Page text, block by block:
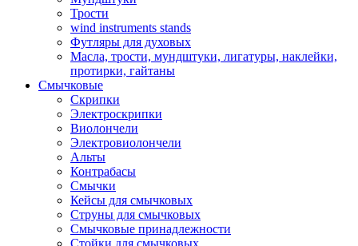
Трости
wind instruments stands
Футляры для духовых
Масла, трости, мундштуки, лигатуры, наклейки,
протирки, гайтаны
Смычковые
Скрипки
Электроскрипки
Виолончели
Электровиолончели
Альты
Контрабасы
Смычки
Кейсы для смычковых
Струны для смычковых
Смычковые принадлежности
Стойки для смычковых